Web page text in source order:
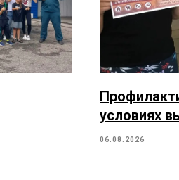
условиях
06.08.2026